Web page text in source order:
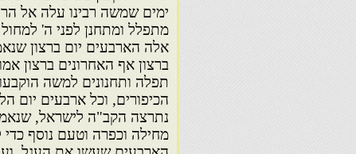
ימים שמשה רבינו עלה אל
מתפלל ומתחנן לפני ה'
אלה הארבעים יום ברצון
ברצון אף האחרונים ברצון
תפלה ותחנונים למשה
הכיפורים, וכל ארבעים יום
נתרצה הקב"ה לישראל, שנאמר
מחילה וכפרה וטעם נוסף